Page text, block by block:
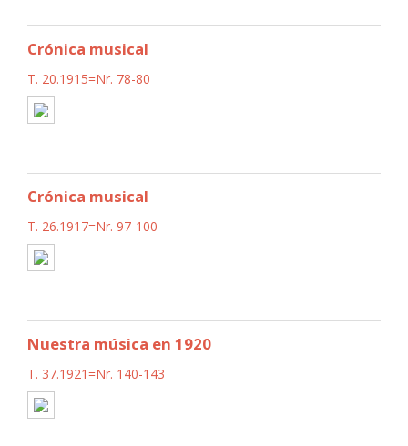
Crónica musical
T. 20.1915=Nr. 78-80
Crónica musical
T. 26.1917=Nr. 97-100
Nuestra música en 1920
T. 37.1921=Nr. 140-143